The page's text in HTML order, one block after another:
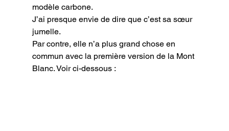
modèle carbone.
J’ai presque envie de dire que c’est sa sœur
jumelle.
Par contre, elle n’a plus grand chose en
commun avec la première version de la Mont
Blanc. Voir ci-dessous :